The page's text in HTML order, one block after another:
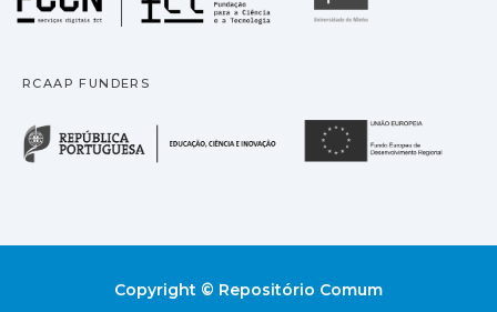
RCAAP FUNDERS
República Portuguesa
Copyright © Repositório Comum